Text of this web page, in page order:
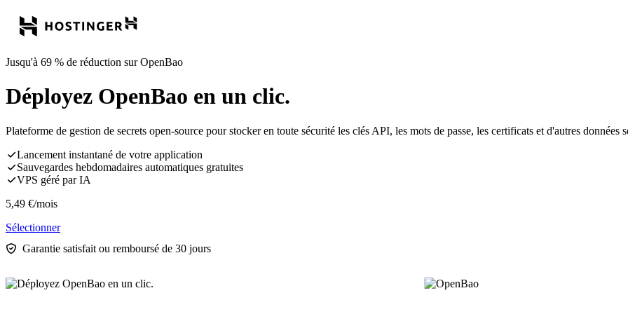
Jusqu'à 69 % de réduction sur OpenBao
Déployez OpenBao en un clic.
Plateforme de gestion de secrets open-source pour stocker en toute sécurité les clés API, les mots de passe, les certificats et d'autres données
Lancement instantané de votre application
Sauvegardes hebdomadaires automatiques gratuites
VPS géré par IA
5,49 €/mois
Sélectionner
Garantie satisfait ou remboursé de 30 jours